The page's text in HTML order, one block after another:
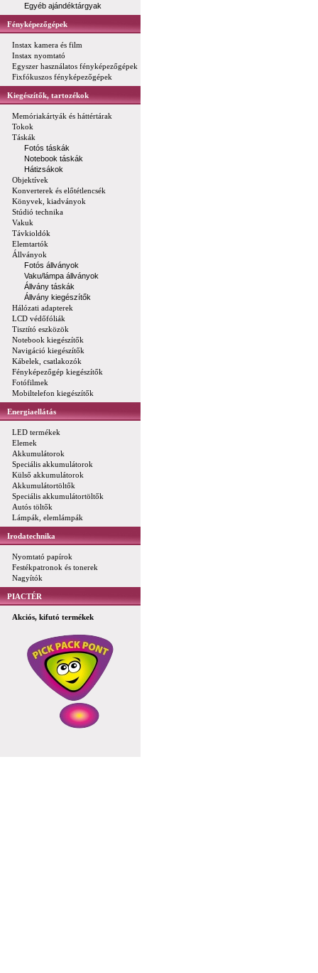
Egyéb ajándéktárgyak
Fényképezőgépek
Instax kamera és film
Instax nyomtató
Egyszer használatos fényképezőgépek
Fixfókuszos fényképezőgépek
Kiegészítők, tartozékok
Memóriakártyák és háttértárak
Tokok
Táskák
Fotós táskák
Notebook táskák
Hátizsákok
Objektívek
Konverterek és előtétlencsék
Könyvek, kiadványok
Stúdió technika
Vakuk
Távkioldók
Elemtartók
Állványok
Fotós állványok
Vaku/lámpa állványok
Állvány táskák
Állvány kiegészítők
Hálózati adapterek
LCD védőfóliák
Tisztító eszközök
Notebook kiegészítők
Navigáció kiegészítők
Kábelek, csatlakozók
Fényképezőgép kiegészítők
Fotófilmek
Mobiltelefon kiegészítők
Energiaellátás
LED termékek
Elemek
Akkumulátorok
Speciális akkumulátorok
Külső akkumulátorok
Akkumulátortöltők
Speciális akkumulátortöltők
Autós töltők
Lámpák, elemlámpák
Irodatechnika
Nyomtató papírok
Festékpatronok és tonerek
Nagyítók
PIACTÉR
Akciós, kifutó termékek